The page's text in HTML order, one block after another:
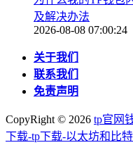
及解决办法
2026-08-08 07:00:24
关于我们
联系我们
免责声明
CopyRight © 2026 tp官网
下载-tp下载-以太坊和比